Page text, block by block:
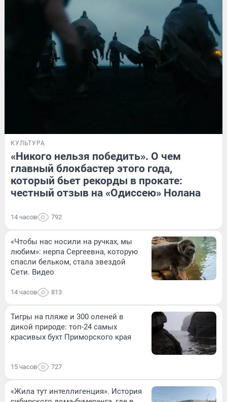
КУЛЬТУРА
«Никого нельзя победить». О чем
главный блокбастер этого года,
который бьет рекорды в прокате:
честный отзыв на «Одиссею» Нолана
14 часов 792
«Чтобы нас носили на ручках, мы
любим»: нерпа Сергеевна, которую
спасли бельком, стала звездой
Сети. Видео
14 часов 813
Тигры на пляже и 300 оленей в
дикой природе: топ-24 самых
красивых бухт Приморского края
15 часов 727
«Жила тут интеллигенция». История